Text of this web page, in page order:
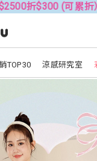
(可累折） 全
TOP30 涼感研究室